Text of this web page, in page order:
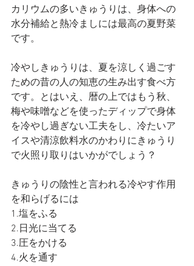
カリウムの多いきゅうりは、身体への
水分補給と熱冷ましには最高の夏野菜
です。
冷やしきゅうりは、夏を涼しく過ごす
ための昔の人の知恵の生み出す食べ方
です。とはいえ、暦の上ではもう秋、
梅や味噌などを使ったディップで身体
を冷やし過ぎない工夫をし、冷たいア
イスや清涼飲料水のかわりにきゅうり
で火照り取りはいかがでしょう？
きゅうりの陰性と言われる冷やす作用
を和らげるには
1.塩をふる
2.日光に当てる
3.圧をかける
4.火を通す